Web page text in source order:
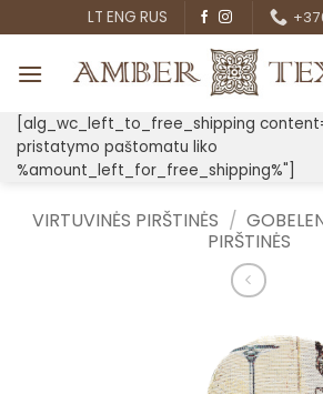
to
content
LT ENG RUS
[alg_wc_left_to_free_shipping
pristatymo paštomatu liko
%amount_left_for_free_shipping%"]
VIRTUVINĖS PIRŠTINĖS /
PIRŠTINĖS